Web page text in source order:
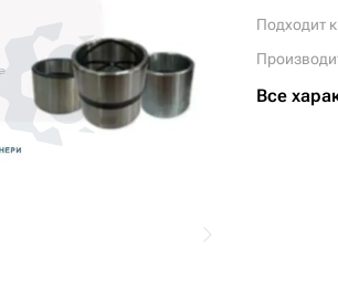
Подходит
Все